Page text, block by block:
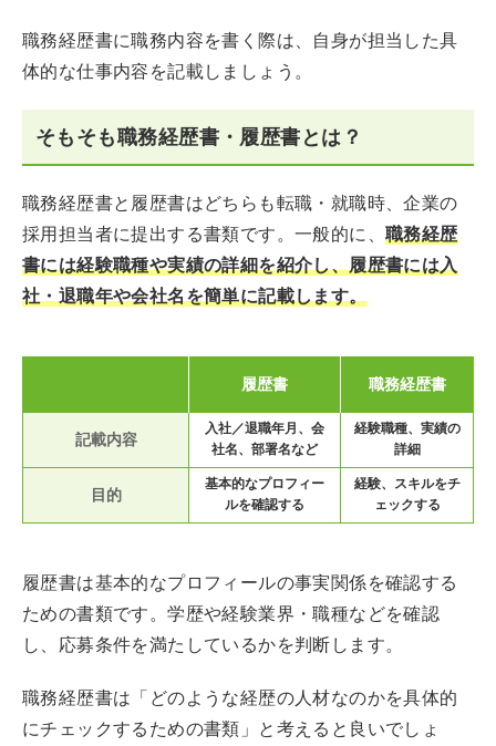
職務経歴書に職務内容を書く際は、自身が担当した具
体的な仕事内容を記載しましょう。
そもそも職務経歴書・履歴書とは？
職務経歴書と履歴書はどちらも転職・就職時、企業の
採用担当者に提出する書類です。一般的に、 職務経歴
書には経験職種や実績の詳細を紹介し、履歴書には入
社・退職年や会社名を簡単に記載します。
履歴書 職務経歴書
記載内容
入社／退職年月、会
社名、部署名など
経験職種、実績の
詳細
目的
基本的なプロフィー
ルを確認する
経験、スキルをチ
ェックする
履歴書は基本的なプロフィールの事実関係を確認する
ための書類です。学歴や経験業界・職種などを確認
し、応募条件を満たしているかを判断します。
職務経歴書は「どのような経歴の人材なのかを具体的
にチェックするための書類」と考えると良いでしょ